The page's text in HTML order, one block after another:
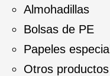
Almohadillas
Bolsas de PE
Papeles especial
Otros productos